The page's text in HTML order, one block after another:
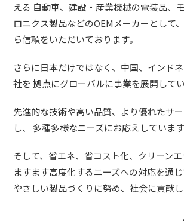
える 自動車、建設・産業機械の電装品、
ロニクス製品などのOEMメーカーとして
ら信頼をいただいております。
さらに日本だけではなく、中国、インド
社を 拠点にグローバルに事業を展開してい
先進的な技術や高い品質、より優れたサ
し、 多種多様なニーズにお応えしています
そして、省エネ、省コスト化、クリーンエ
ますます高度化するニーズへの対応を通
やさしい製品づくりに努め、社会に貢献し